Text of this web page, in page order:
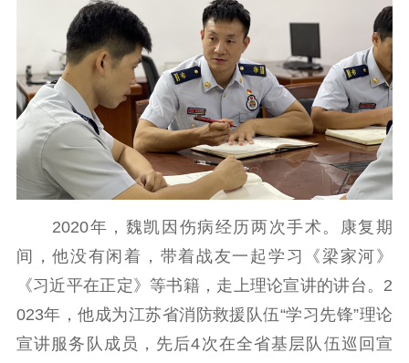
2020年，魏凯因伤病经历两次手术。康复期
间，他没有闲着，带着战友一起学习《梁家河》
《习近平在正定》等书籍，走上理论宣讲的讲台。2
023年，他成为江苏省消防救援队伍“学习先锋”理论
宣讲服务队成员，先后4次在全省基层队伍巡回宣